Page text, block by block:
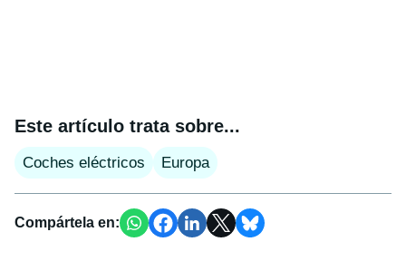
Este artículo trata sobre...
Coches eléctricos Europa
Compártela en: